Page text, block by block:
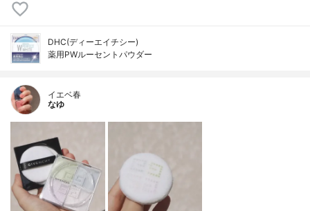
DHC(ディーエイチシー)
薬用PWルーセントパウダー
イエベ春
なゆ